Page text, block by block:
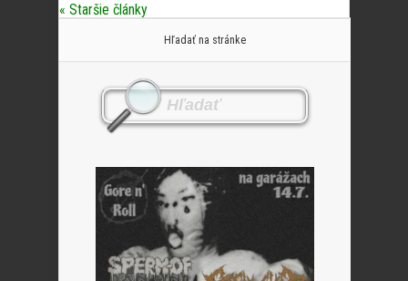
« Staršie články
Hľadať na stránke